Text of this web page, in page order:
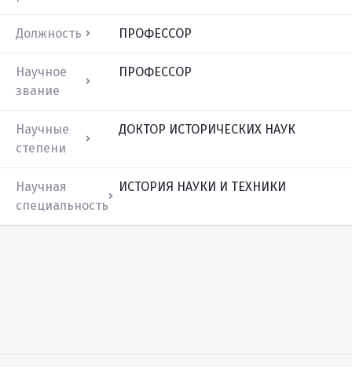
Должность ПРОФЕССОР
Научное
звание
ПРОФЕССОР
Научные
степени
ДОКТОР ИСТОРИЧЕСКИХ НАУК
Научная
специальность
ИСТОРИЯ НАУКИ И ТЕХНИКИ